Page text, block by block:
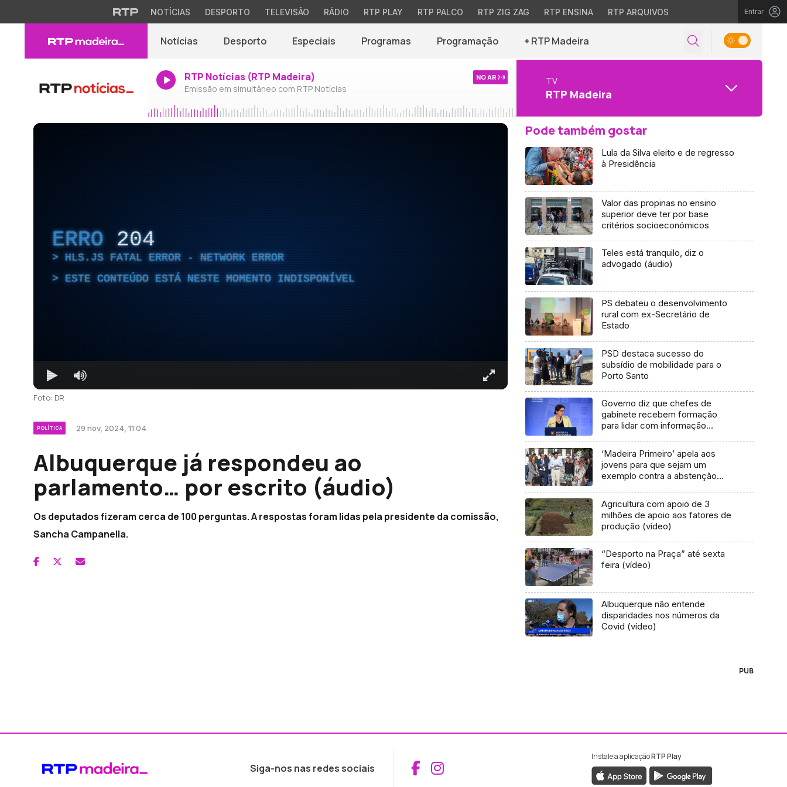
NOTÍCIAS DESPORTO TELEVISÃO RÁDIO RTP PLAY RTP PALCO RTP ZIG ZAG RTP ENSINA RTP ARQUIVOS Entrar
Notícias Desporto Especiais Programas Programação + RTP Madeira
RTP Notícias (RTP Madeira)
Emissão em simultâneo com RTP Notícias
NO AR TV
RTP Madeira
ERRO 204
HLS.JS FATAL ERROR - NETWORK ERROR
ESTE CONTEÚDO ESTÁ NESTE MOMENTO INDISPONÍVEL
Foto: DR
POLÍTICA 29 nov, 2024, 11:04
Albuquerque já respondeu ao
parlamento… por escrito (áudio)
Os deputados fizeram cerca de 100 perguntas. A respostas foram lidas pela presidente da comissão,
Sancha Campanella.
Pode também gostar
Lula da Silva eleito e de regresso
à Presidência
Valor das propinas no ensino
superior deve ter por base
critérios socioeconómicos
Teles está tranquilo, diz o
advogado (áudio)
PS debateu o desenvolvimento
rural com ex-Secretário de
Estado
PSD destaca sucesso do
subsídio de mobilidade para o
Porto Santo
Governo diz que chefes de
gabinete recebem formação
para lidar com informação
‘Madeira Primeiro’ apela aos
jovens para que sejam um
exemplo contra a abstenção
Agricultura com apoio de 3
milhões de apoio aos fatores de
produção (vídeo)
“Desporto na Praça” até sexta
feira (vídeo)
Albuquerque não entende
disparidades nos números da
Covid (vídeo)
PUB
Siga-nos nas redes sociais Aceder ao Facebook da RTP Madeira
Aceder ao Instagram da RTP Madeira
Instale a aplicaçãoRTP Play